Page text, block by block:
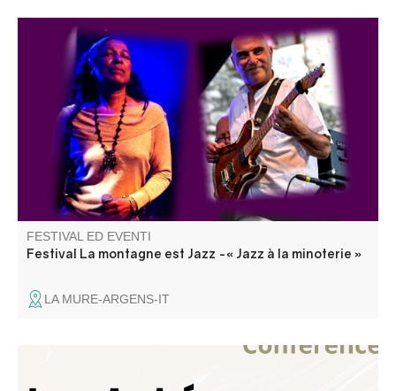
Un concert de jazz en extérieur proposé par l’association
Odalie dans le cadre du festival « La montagne est jazz ».
Repli sur la salle culturelle multifonctions CCAPV (Saint-
André-les-Alpes) en cas de mauvais temps.
FESTIVAL ED EVENTI
Festival La montagne est Jazz -« Jazz à la minoterie »
LA MURE-ARGENS-IT
Jean André est un peintre du XVIIème siècle né à Annot